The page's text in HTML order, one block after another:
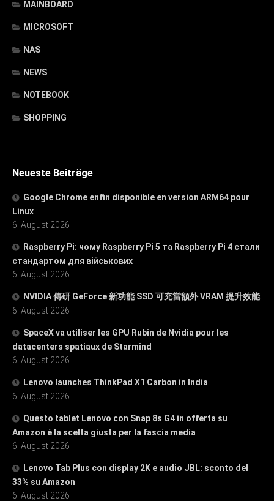
MAINBOARD
MICROSOFT
NAS
NEWS
NOTEBOOK
SHOPPING
Neueste Beiträge
Google Chrome enfin disponible en version ARM64 pour
Linux
6. August 2026
Raspberry Pi: чому Raspberry Pi 5 та Raspberry Pi 4 стали
стандартом для військових
6. August 2026
NVIDIA 傳研 GeForce 新功能 SSD 可充當額外 VRAM 提升效能
6. August 2026
SpaceX va utiliser les GPU Rubin de Nvidia pour les
datacenters spatiaux de Starmind
6. August 2026
Lenovo launches ThinkPad X1 Carbon in India
6. August 2026
Questo tablet Lenovo con Snap 8s G4 in offerta su
Amazon è la scelta giusta per la fascia media
6. August 2026
Lenovo Tab Plus con display 2K e audio JBL: sconto del
33% su Amazon
6. August 2026